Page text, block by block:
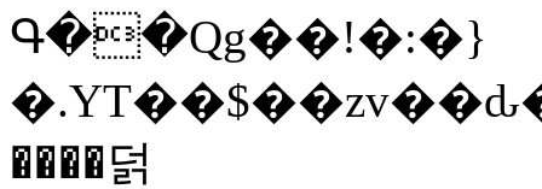
Գ��Qg��!�:�}
����덝